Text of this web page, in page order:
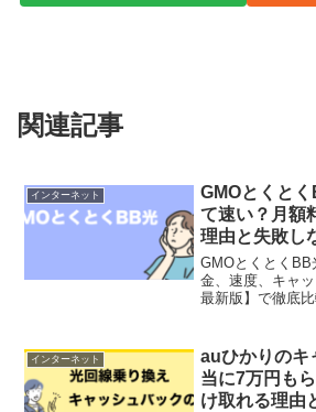
関連記事
インターネット
GMOとくと
て速い？月額
理由と失敗し
説
GMOとくとく
金、速度、キャ
最新版】で徹底
インターネット
auひかりのキ
当に7万円も
け取れる理由